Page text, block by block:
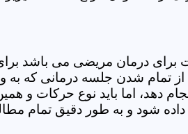
برای درمان مریضی می باشد
از تمام شدن جلسه درمانی که به
دهد، اما باید نوع حرکات و
داده شود و به طور دقیق تمام